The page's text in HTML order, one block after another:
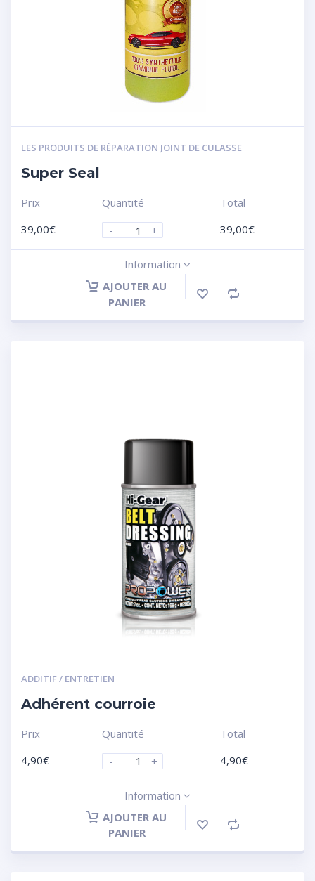
LES PRODUITS DE RÉPARATION JOINT DE CULASSE
Super Seal
Prix
39,00€
Quantité
-
+
Total
39,00€
Information
AJOUTER AU
PANIER
ADDITIF / ENTRETIEN
Adhérent courroie
Prix
4,90€
Quantité
-
+
Total
4,90€
Information
AJOUTER AU
PANIER